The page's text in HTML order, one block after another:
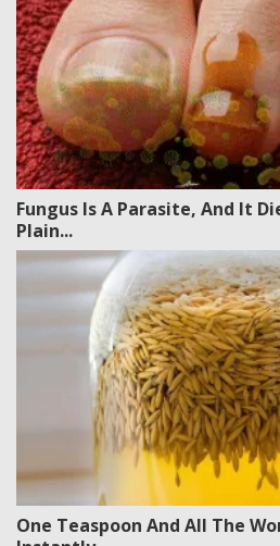
Fungus Is A Parasite, And It
Plain...
One Teaspoon And All The